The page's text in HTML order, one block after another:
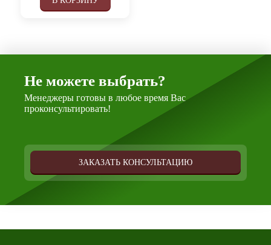
Не можете выбрать?
Менеджеры готовы в любое время Вас
проконсультировать!
ЗАКАЗАТЬ КОНСУЛЬТАЦИЮ